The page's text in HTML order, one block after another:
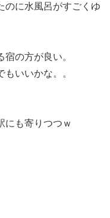
のに水風呂がすごくゆ
の方が良い。
いいかな。。
にも寄りつつｗ